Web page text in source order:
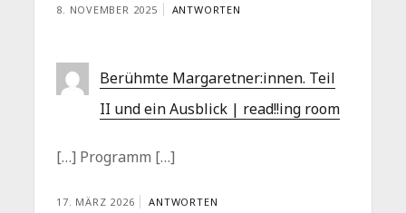
8. NOVEMBER 2025 ANTWORTEN
Berühmte Margaretner:innen. Teil
II und ein Ausblick | read!!ing room
[…] Programm […]
17. MÄRZ 2026 ANTWORTEN